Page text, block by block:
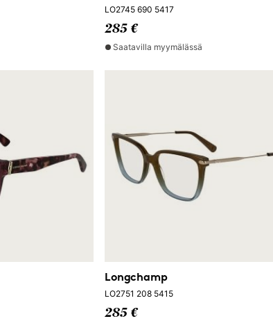
LO2745 690 5417
285 €
Saatavilla myymälässä
Longchamp
LO2751 208 5415
285 €